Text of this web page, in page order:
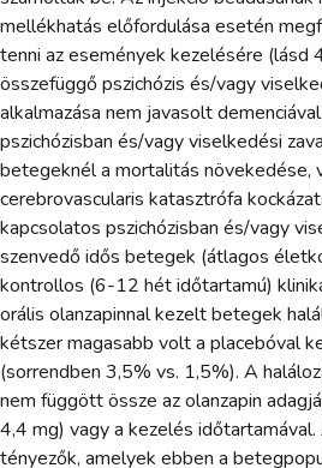
mellékhatás előfordulása esetén
tenni az események kezelésére (lásd
összefüggő pszichózis és/vagy
alkalmazása nem javasolt
pszichózisban és/vagy viselkedési
betegeknél a mortalitás növekedése,
cerebrovascularis katasztrófa
kapcsolatos pszichózisban és/vagy
szenvedő idős betegek (átlagos
kontrollos (6-12 hét időtartamú)
orális olanzapinnal kezelt betegek
kétszer magasabb volt a placebóval
(sorrendben 3,5% vs. 1,5%). A
nem függött össze az olanzapin
4,4 mg) vagy a kezelés időtartamával.
tényezők, amelyek ebben a